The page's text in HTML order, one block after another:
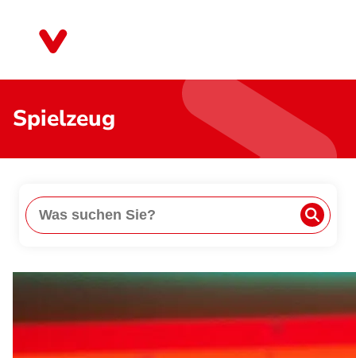
Spielzeug